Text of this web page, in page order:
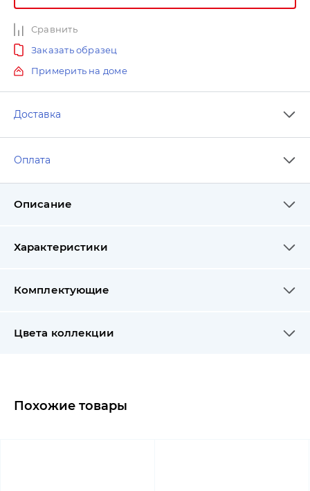
Сравнить
Заказать образец
Примерить на доме
Доставка
Оплата
Описание
Характеристики
Комплектующие
Цвета коллекции
Похожие товары